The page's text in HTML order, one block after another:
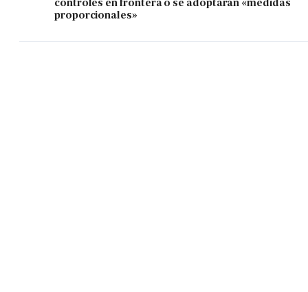
proporcionales»